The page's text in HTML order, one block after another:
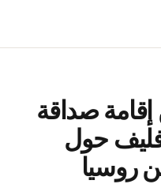
صداقة
حول
روسيا